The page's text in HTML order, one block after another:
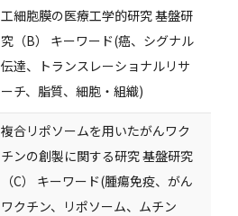
工細胞膜の医療工学的研究 基盤研
究（B） キーワード(癌、シグナル
伝達、トランスレーショナルリサ
ーチ、脂質、細胞・組織)
複合リポソームを用いたがんワク
チンの創製に関する研究 基盤研究
（C） キーワード(腫瘍免疫、がん
ワクチン、リポソーム、ムチン